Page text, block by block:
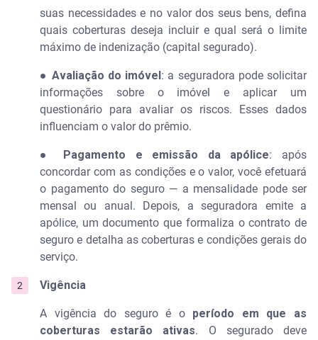
suas necessidades e no valor dos seus bens, defina
quais coberturas deseja incluir e qual será o limite
máximo de indenização (capital segurado).
● Avaliação do imóvel : a seguradora pode solicitar
informações sobre o imóvel e aplicar um
questionário para avaliar os riscos. Esses dados
influenciam o valor do prêmio.
● Pagamento e emissão da apólice: após
concordar com as condições e o valor, você efetuará
o pagamento do seguro — a mensalidade pode ser
mensal ou anual. Depois, a seguradora emite a
apólice, um documento que formaliza o contrato de
seguro e detalha as coberturas e condições gerais do
serviço.
Vigência
A vigência do seguro é o período em que as
coberturas estarão ativas. O segurado deve